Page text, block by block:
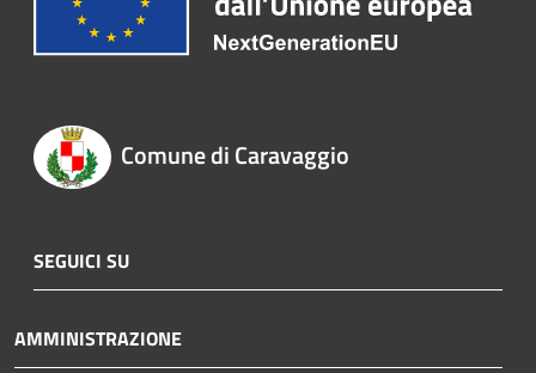
Comune di Caravaggio
SEGUICI SU
AMMINISTRAZIONE